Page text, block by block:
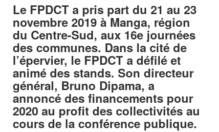
Le FPDCT a pris part du 21 au 23
novembre 2019 à Manga, région
du Centre-Sud, aux 16e journées
des communes. Dans la cité de
l’épervier, le FPDCT a défilé et
animé des stands. Son directeur
général, Bruno Dipama, a
annoncé des financements pour
2020 au profit des collectivités au
cours de la conférence publique.